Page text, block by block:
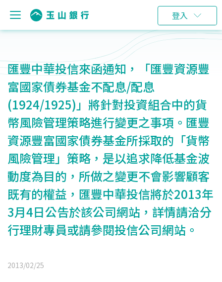
登入
匯豐中華投信來函通知，「匯豐資源豐
富國家債券基金不配息/配息
(1924/1925)」將針對投資組合中的貨
幣風險管理策略進行變更之事項。匯豐
資源豐富國家債券基金所採取的「貨幣
風險管理」策略，是以追求降低基金波
動度為目的，所做之變更不會影響顧客
既有的權益，匯豐中華投信將於2013年
3月4日公告於該公司網站，詳情請洽分
行理財專員或請參閱投信公司網站。
2013/02/25